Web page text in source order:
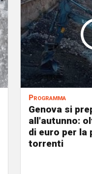
Programma
Genova si
all'autunno:
di euro per la
torrenti